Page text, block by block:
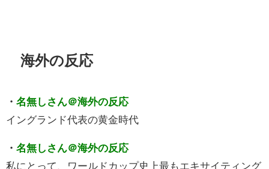
海外の反応
・ 名無しさん＠海外の反応
イングランド代表の黄金時代
・ 名無しさん＠海外の反応
私にとって、ワールドカップ史上最もエキサイティング